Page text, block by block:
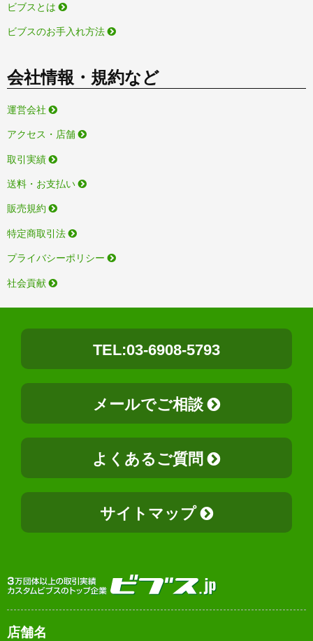
ビブスとは
ビブスのお手入れ方法
会社情報・規約など
運営会社
アクセス・店舗
取引実績
送料・お支払い
販売規約
特定商取引法
プライバシーポリシー
社会貢献
TEL:03-6908-5793
メールでご相談
よくあるご質問
サイトマップ
店舗名